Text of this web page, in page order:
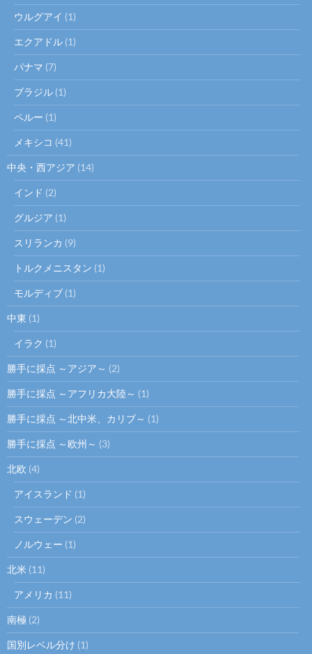
ウルグアイ (1)
エクアドル (1)
パナマ (7)
ブラジル (1)
ペルー (1)
メキシコ (41)
中央・西アジア (14)
インド (2)
グルジア (1)
スリランカ (9)
トルクメニスタン (1)
モルディブ (1)
中東 (1)
イラク (1)
勝手に採点 ～アジア～ (2)
勝手に採点 ～アフリカ大陸～ (1)
勝手に採点 ～北中米、カリブ～ (1)
勝手に採点 ～欧州～ (3)
北欧 (4)
アイスランド (1)
スウェーデン (2)
ノルウェー (1)
北米 (11)
アメリカ (11)
南極 (2)
国別レベル分け (1)